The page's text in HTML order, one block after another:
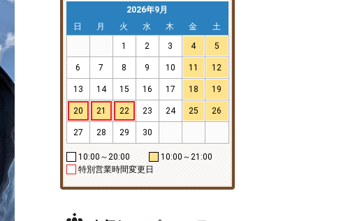
2026年9月
日
月 火 水 木 金
土
1
2 3 4 5
6 7 8 9 10 11 12
13 14 15 16 17 18 19
20 21 22 23 24 25 26
27 28 29 30
10:00～20:00
10:00～21:00
特別営業時間変更日